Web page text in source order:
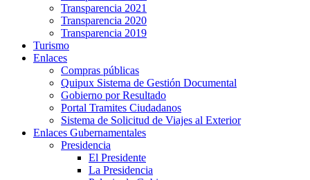
Transparencia 2021
Transparencia 2020
Transparencia 2019
Turismo
Enlaces
Compras públicas
Quipux Sistema de Gestión Documental
Gobierno por Resultado
Portal Tramites Ciudadanos
Sistema de Solicitud de Viajes al Exterior
Enlaces Gubernamentales
Presidencia
El Presidente
La Presidencia